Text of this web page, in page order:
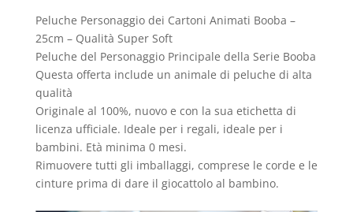
Peluche Personaggio dei Cartoni Animati Booba –
25cm – Qualità Super Soft
Peluche del Personaggio Principale della Serie Booba
Questa offerta include un animale di peluche di alta
qualità
Originale al 100%, nuovo e con la sua etichetta di
licenza ufficiale. Ideale per i regali, ideale per i
bambini. Età minima 0 mesi.
Rimuovere tutti gli imballaggi, comprese le corde e le
cinture prima di dare il giocattolo al bambino.